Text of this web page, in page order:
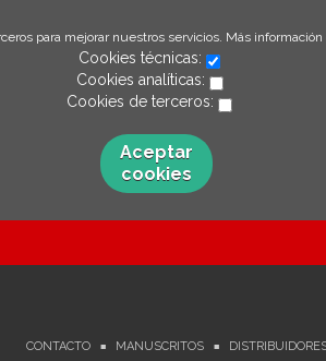
para mejorar nuestros servicios. Más
Cookies técnicas:
Cookies analíticas:
Cookies de terceros:
Aceptar
cookies
CONTACTO MANUSCRITOS